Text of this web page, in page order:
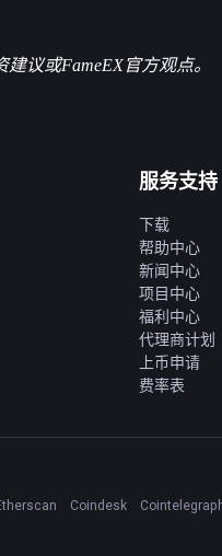
议或FameEX官方观点。
服务支持
下载
帮助中心
新闻中心
项目中心
福利中心
代理商计划
上币申请
费率表
Coindesk